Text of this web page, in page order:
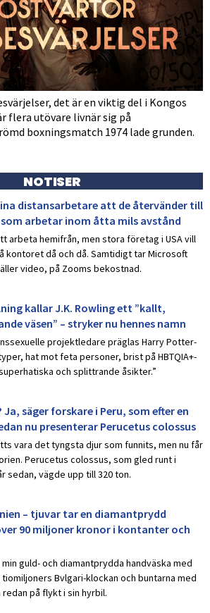
det är en viktig del i Kongos
flera utövare livnär sig på
boxningsmatch 1974 lade grunden.
NOTISER
distansarbetare att de återvänder till
arbetar inom åtta mils avstånd
arbeta hemifrån, men stora företag i USA vill
kontoret då och då. Samtidigt tar Microsoft
video, på Zooms bekostnad.
kallar J.K. Rowling ett ”kallt,
väsen” – stryker nu hennes namn
projektledare präglas Harry Potter-
hat mot feta personer, brist på HBTQIA+-
och splittrande åsikter.”
Ja, säger forskare i Peru, som efter en
nu presenterar Perucetus colossus
vara det tyngsta djur som funnits, men nu får
Perucetus colossus, som gled runt i
sedan, vägde upp till 320 ton.
– tjuvar tar en diamantprydd
90 miljoner kronor i kontanter och
guld- och diamantprydda handväska med
Bvlgari-klockan och buntarna med
redan på flykt i sin hyrbil.